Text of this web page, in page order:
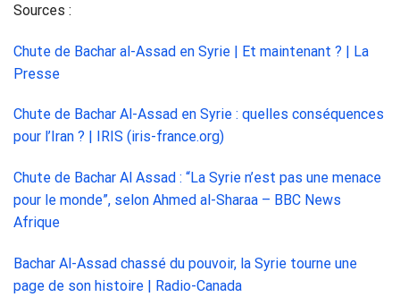
Sources :
Chute de Bachar al-Assad en Syrie | Et maintenant ? | La
Presse
Chute de Bachar Al-Assad en Syrie : quelles conséquences
pour l’Iran ? | IRIS (iris-france.org)
Chute de Bachar Al Assad : “La Syrie n’est pas une menace
pour le monde”, selon Ahmed al-Sharaa – BBC News
Afrique
Bachar Al-Assad chassé du pouvoir, la Syrie tourne une
page de son histoire | Radio-Canada